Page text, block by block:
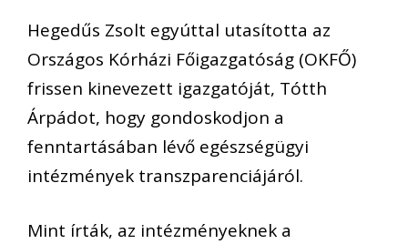
Hegedűs Zsolt egyúttal utasította az
Országos Kórházi Főigazgatóság (OKFŐ)
frissen kinevezett igazgatóját, Tótth
Árpádot, hogy gondoskodjon a
fenntartásában lévő egészségügyi
intézmények transzparenciájáról.
Mint írták, az intézményeknek a